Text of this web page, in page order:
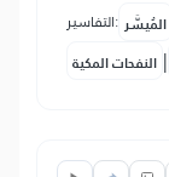
التفاسير: المُيسَّر
النفحات المكية |